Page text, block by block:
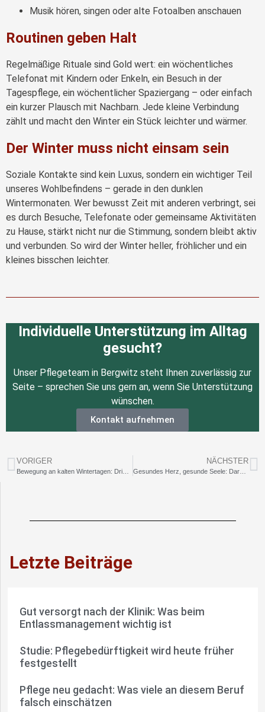
Musik hören, singen oder alte Fotoalben anschauen
Routinen geben Halt
Regelmäßige Rituale sind Gold wert: ein wöchentliches
Telefonat mit Kindern oder Enkeln, ein Besuch in der
Tagespflege, ein wöchentlicher Spaziergang – oder einfach
ein kurzer Plausch mit Nachbarn. Jede kleine Verbindung
zählt und macht den Winter ein Stück leichter und wärmer.
Der Winter muss nicht einsam sein
Soziale Kontakte sind kein Luxus, sondern ein wichtiger Teil
unseres Wohlbefindens – gerade in den dunklen
Wintermonaten. Wer bewusst Zeit mit anderen verbringt, sei
es durch Besuche, Telefonate oder gemeinsame Aktivitäten
zu Hause, stärkt nicht nur die Stimmung, sondern bleibt aktiv
und verbunden. So wird der Winter heller, fröhlicher und ein
kleines bisschen leichter.
Individuelle Unterstützung im Alltag
gesucht?
Unser Pflegeteam in Bergwitz steht Ihnen zuverlässig zur
Seite – sprechen Sie uns gern an, wenn Sie Unterstützung
wünschen.
Kontakt aufnehmen
VORIGER NÄCHSTER
Gesundes Herz, gesunde Seele: Darum sind Humor und Lachen so wichtig
Letzte Beiträge
Gut versorgt nach der Klinik: Was beim
Entlassmanagement wichtig ist
Studie: Pflegebedürftigkeit wird heute früher
festgestellt
Pflege neu gedacht: Was viele an diesem Beruf
falsch einschätzen